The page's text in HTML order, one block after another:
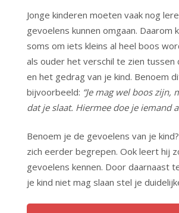
Jonge kinderen moeten vaak nog
gevoelens kunnen omgaan. Daarom
soms om iets kleins al heel boos
als ouder het verschil te zien tussen
en het gedrag van je kind. Benoem
bijvoorbeeld: “Je mag wel boos zijn,
dat je slaat. Hiermee doe je iemand
Benoem je de gevoelens van je
zich eerder begrepen. Ook leert hij
gevoelens kennen. Door daarnaast
je kind niet mag slaan stel je